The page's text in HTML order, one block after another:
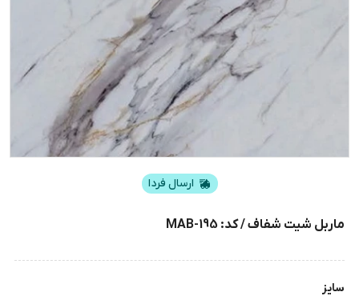
ارسال فردا
ماربل شیت شفاف / کد: MAB-195
سایز